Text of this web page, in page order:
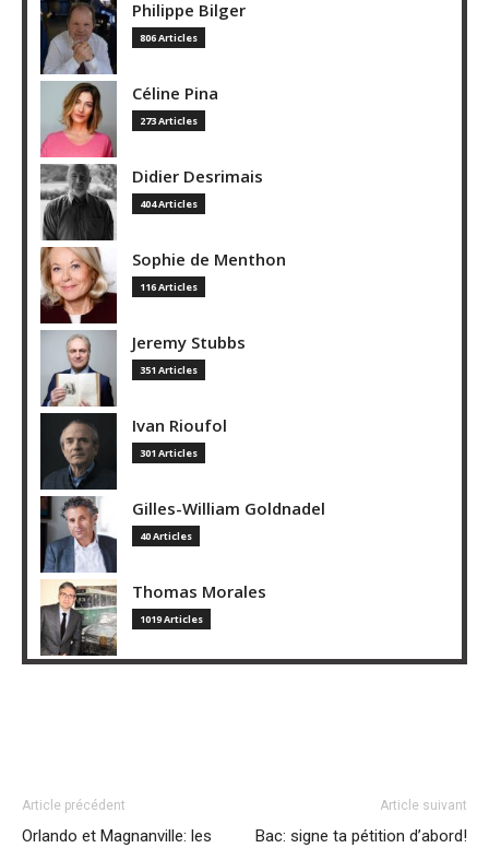
Philippe Bilger
806 Articles
Céline Pina
273 Articles
Didier Desrimais
404 Articles
Sophie de Menthon
116 Articles
Jeremy Stubbs
351 Articles
Ivan Rioufol
301 Articles
Gilles-William Goldnadel
40 Articles
Thomas Morales
1019 Articles
Article précédent
Orlando et Magnanville: les
Article suivant
Bac: signe ta pétition d’abord!